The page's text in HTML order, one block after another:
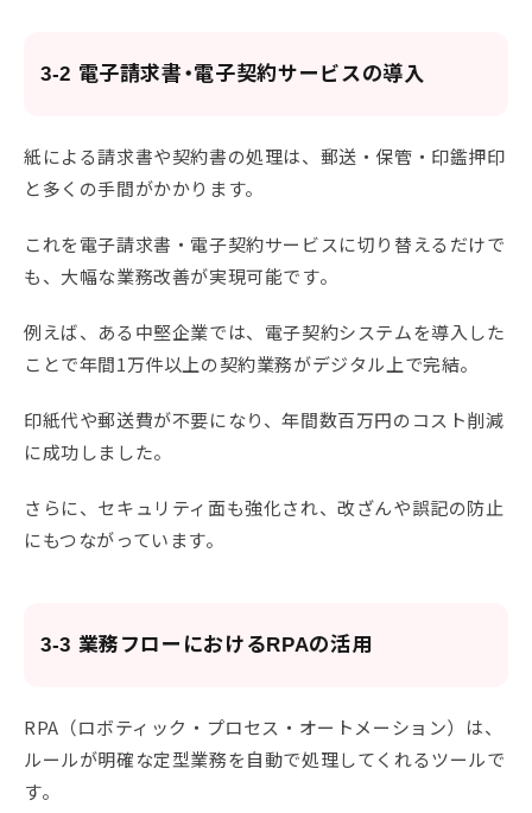
3-2 電子請求書・電子契約サービスの導入
紙による請求書や契約書の処理は、郵送・保管・印鑑押印
と多くの手間がかかります。
これを電子請求書・電子契約サービスに切り替えるだけで
も、大幅な業務改善が実現可能です。
例えば、ある中堅企業では、電子契約システムを導入した
ことで年間1万件以上の契約業務がデジタル上で完結。
印紙代や郵送費が不要になり、年間数百万円のコスト削減
に成功しました。
さらに、セキュリティ面も強化され、改ざんや誤記の防止
にもつながっています。
3-3 業務フローにおけるRPAの活用
RPA（ロボティック・プロセス・オートメーション）は、
ルールが明確な定型業務を自動で処理してくれるツールで
す。